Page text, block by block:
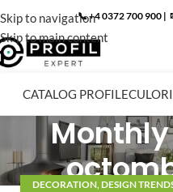
Skip to navigation
Skip to main content
📞 +4 0372 700 900 |
CATALOG PROFILE
DECORATION DESIGN